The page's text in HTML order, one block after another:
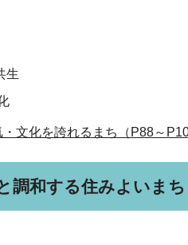
生
文化を誇れるまち（P88～
調和する住みよいまち